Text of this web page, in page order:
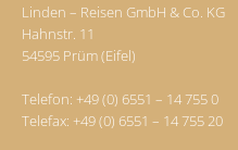
Linden – Reisen GmbH & Co. KG
Hahnstr. 11
54595 Prüm (Eifel)
Telefon: +49 (0) 6551 – 14 755 0
Telefax: +49 (0) 6551 – 14 755 20